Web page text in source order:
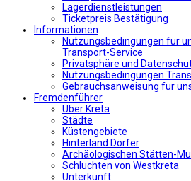
Lagerdienstleistungen
Ticketpreis Bestätigung
Informationen
Nutzungsbedingungen fur
Transport-Service
Privatsphäre und
Nutzungsbedingungen
Gebrauchsanweisung fur
Fremdenführer
Uber Kreta
Städte
Küstengebiete
Hinterland Dörfer
Archäologischen Stätten-
Schluchten von Westkreta
Unterkunft